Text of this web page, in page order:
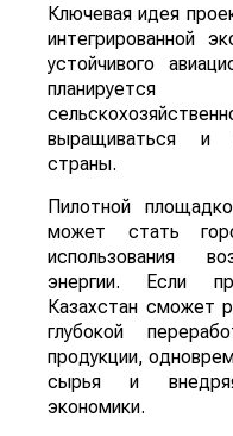
Ключевая идея
интегрированной
устойчивого
выращиваться и
страны.
Пилотной
может стать
использования
энергии. Если
Казахстан сможет
глубокой
продукции,
сырья и
экономики.